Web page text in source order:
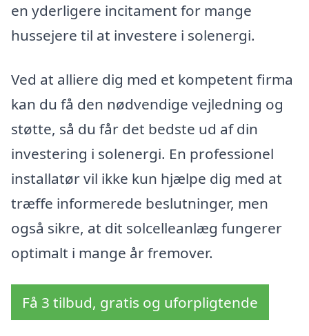
en yderligere incitament for mange
hussejere til at investere i solenergi.
Ved at alliere dig med et kompetent firma
kan du få den nødvendige vejledning og
støtte, så du får det bedste ud af din
investering i solenergi. En professionel
installatør vil ikke kun hjælpe dig med at
træffe informerede beslutninger, men
også sikre, at dit solcelleanlæg fungerer
optimalt i mange år fremover.
Få 3 tilbud, gratis og uforpligtende